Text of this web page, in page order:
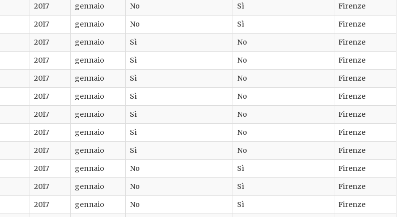
2017 gennaio No Sì
Firenze
2017 gennaio No Sì
Firenze
2017 gennaio Sì No
Firenze
2017 gennaio Sì No
Firenze
2017 gennaio Sì No
Firenze
2017 gennaio Sì No
Firenze
2017 gennaio Sì No
Firenze
2017 gennaio Sì No
Firenze
2017 gennaio Sì No
Firenze
2017 gennaio No Sì
Firenze
2017 gennaio No Sì
Firenze
2017 gennaio No Sì
Firenze